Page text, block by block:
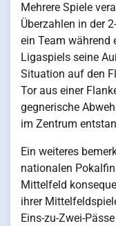
Mehrere Spiele
Überzahlen in der
ein Team während
Ligaspiels seine
Situation auf den
Tor aus einer
gegnerische
im Zentrum
Ein weiteres
nationalen
Mittelfeld
ihrer
Eins-zu-Zwei-